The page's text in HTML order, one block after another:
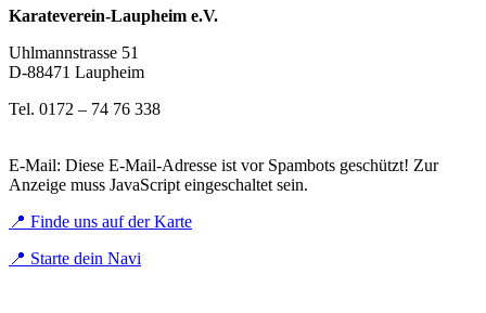
Karateverein-Laupheim e.V.
Uhlmannstrasse 51
D-88471 Laupheim
Tel. 0172 – 74 76 338
E-Mail: Diese E-Mail-Adresse ist vor Spambots geschützt! Zur
Anzeige muss JavaScript eingeschaltet sein.
📍 Finde uns auf der Karte
📍 Starte dein Navi